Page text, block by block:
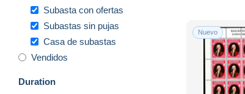
Subasta con ofertas
Subastas sin pujas
Casa de subastas
Vendidos
Duration
Nuevo